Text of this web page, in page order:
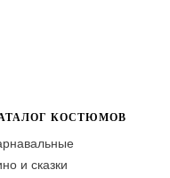
КОСТЮМОВ
и сказки